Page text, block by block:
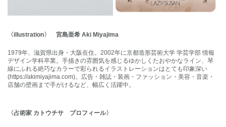
〈illustration〉 宮島亜希 Aki Miyajima
1979年、滋賀県出身・大阪在住。2002年に京都造形芸術大学 学芸学部 情報
デザイン学科卒業。手描きの雰囲気を感じるゆかしくたおやかなライン、琴
線にふれる絶巧なカラーで彩られるイラストレーションはとても印象深い
(https://akimiyajima.com)。広告・雑誌・装画・ファッション・美容・音楽・
店舗の壁画まで手がけるなど、幅広く活躍中。
〈占術家 カトウチサ プロフィール〉